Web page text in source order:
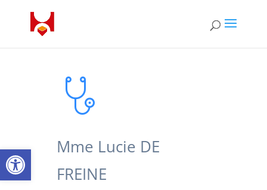
Ouvrir la barre d’outilsMme Lucie DE
FREINE